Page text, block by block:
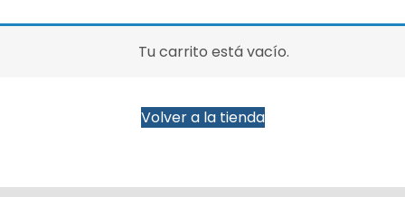
Tu carrito está vacío.
Volver a la tienda